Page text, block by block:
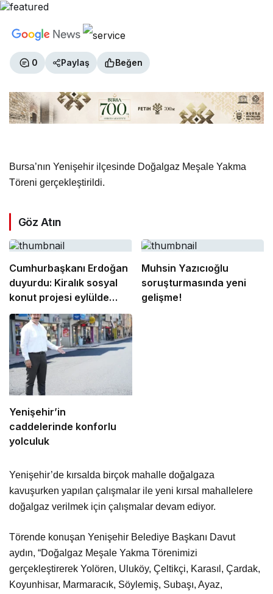
0 Paylaş Beğen
Bursa’nın Yenişehir ilçesinde Doğalgaz Meşale Yakma
Töreni gerçekleştirildi.
Göz Atın
Cumhurbaşkanı Erdoğan
duyurdu: Kiralık sosyal
konut projesi eylülde
başlıyor
Muhsin Yazıcıoğlu
soruşturmasında yeni
gelişme!
Yenişehir’in
caddelerinde konforlu
yolculuk
Yenişehir’de kırsalda birçok mahalle doğalgaza
kavuşurken yapılan çalışmalar ile yeni kırsal mahallelere
doğalgaz verilmek için çalışmalar devam ediyor.
Törende konuşan Yenişehir Belediye Başkanı Davut
aydın, “Doğalgaz Meşale Yakma Törenimizi
gerçekleştirerek Yolören, Uluköy, Çeltikçi, Karasıl, Çardak,
Koyunhisar, Marmaracık, Söylemiş, Subaşı, Ayaz,